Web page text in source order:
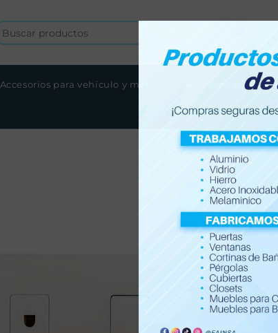
Accesorios para vehículo y moto Accesorios de